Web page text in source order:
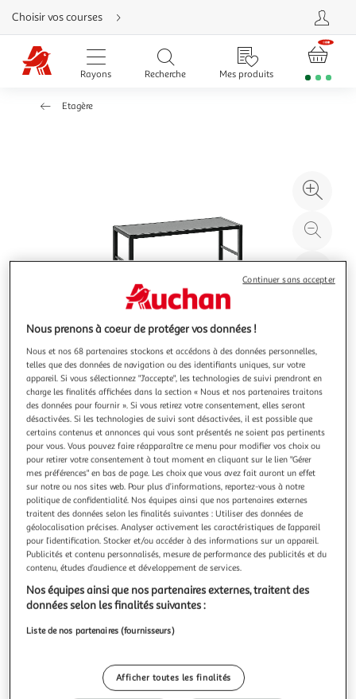
Aller
directement
au
contenu
Aller
directement
Aller
Choisir vos courses
Rayons Recherche Mes produits
Etagère
à
100
le
Illustration
précédente
Illustration
suivante
PARIS PRIX
Étagère 1 case design switch rm 60cm noir
Informations Techniques : Dimensions : L. 60 x l. 25 x H. 31
cm Matière : MDF Spécificités : Tendance & Moderne
Étagère design Contient 1 Case Facile d'Entretien &
d'Utilisation Couleur : Noir
En savoir +
Vendu parParis Prix
Livraison dès 1/2 semaines
19,99€
Plus d'options
Vendu parParis Prix
-19 %
dont 0,66€ d'éco part. mobilier.
Nous prenons à coeur de protéger vos données !
Nous et nos 68 partenaires stockons et accédons à des données personnelles,
telles que des données de navigation ou des identifiants uniques, sur votre
appareil. Si vous sélectionnez "J'accepte", les technologies de suivi prendront en
charge les finalités affichées dans la section « Nous et nos partenaires traitons
des données pour fournir ». Si vous retirez votre consentement, elles seront
désactivées. Si les technologies de suivi sont désactivées, il est possible que
certains contenus et annonces qui vous sont présentés ne soient pas pertinents
pour vous. Vous pouvez faire réapparaître ce menu pour modifier vos choix ou
pour retirer votre consentement à tout moment en cliquant sur le lien "Gérer
mes préférences" en bas de page. Les choix que vous avez fait auront un effet
sur notre ou nos sites web. Pour plus d’informations, reportez-vous à notre
politique de confidentialité. Nos équipes ainsi que nos partenaires externes
traitent des données selon les finalités suivantes : Utiliser des données de
géolocalisation précises. Analyser activement les caractéristiques de l’appareil
pour l’identification. Stocker et/ou accéder à des informations sur un appareil.
Publicités et contenu personnalisés, mesure de performance des publicités et du
contenu, études d’audience et développement de services.
Nos équipes ainsi que nos partenaires externes, traitent des
données selon les finalités suivantes :
Liste de nos partenaires (fournisseurs)
Afficher toutes les finalités
Continuer sans accepter